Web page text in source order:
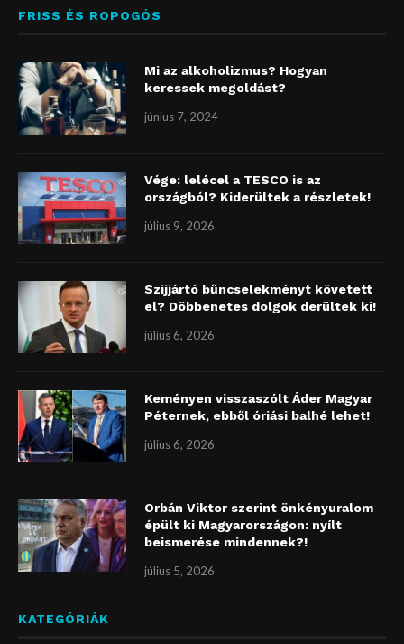
FRISS ÉS ROPOGÓS
Mi az alkoholizmus? Hogyan
keressek megoldást?
június 7, 2024
Vége: lelécel a TESCO is az
országból? Kiderültek a részletek!
július 9, 2026
Szijjártó bűncselekményt követett
el? Döbbenetes dolgok derültek ki!
július 6, 2026
Keményen visszaszólt Áder Magyar
Péternek, ebből óriási balhé lehet!
július 6, 2026
Orbán Viktor szerint önkényuralom
épült ki Magyarországon: nyílt
beismerése mindennek?!
július 5, 2026
KATEGÓRIÁK